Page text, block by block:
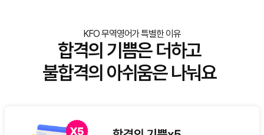
KFO 무역영어가 특별한 이유
합격의 기쁨은 더하고
불합격의 아쉬움은 나눠요